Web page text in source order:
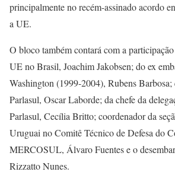
principalmente no recém-assinado acordo
a UE.
O bloco também contará com a
UE no Brasil, Joachim Jakobsen; do ex
Washington (1999-2004), Rubens Barbosa;
Parlasul, Oscar Laborde; da chefe da
Parlasul, Cecília Britto; coordenador da
Uruguai no Comitê Técnico de Defesa do
MERCOSUL, Álvaro Fuentes e o
Rizzatto Nunes.